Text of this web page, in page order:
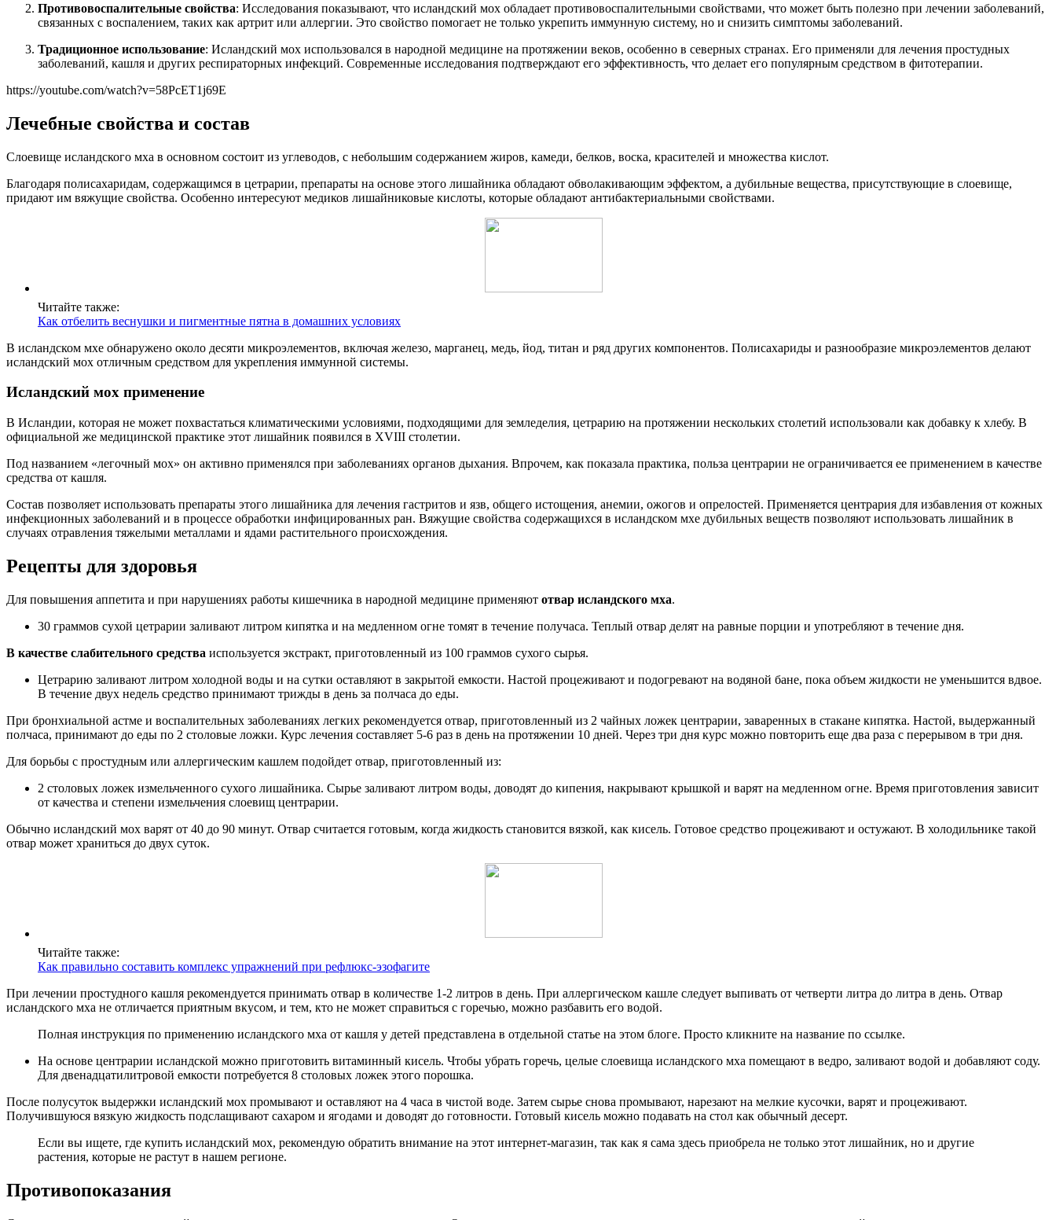
Противовоспалительные свойства: Исследования показывают, что исландский мох обладает противовоспалительными свойствами, что может быть полезно при лечении заболеваний,
связанных с воспалением, таких как артрит или аллергии. Это свойство помогает не только укрепить иммунную систему, но и снизить симптомы заболеваний.
Традиционное использование: Исландский мох использовался в народной медицине на протяжении веков, особенно в северных странах. Его применяли для лечения простудных
заболеваний, кашля и других респираторных инфекций. Современные исследования подтверждают его эффективность, что делает его популярным средством в фитотерапии.
https://youtube.com/watch?v=58PcET1j69E
Лечебные свойства и состав
Слоевище исландского мха в основном состоит из углеводов, с небольшим содержанием жиров, камеди, белков, воска, красителей и множества кислот.
Благодаря полисахаридам, содержащимся в цетрарии, препараты на основе этого лишайника обладают обволакивающим эффектом, а дубильные вещества, присутствующие в слоевище,
придают им вяжущие свойства. Особенно интересуют медиков лишайниковые кислоты, которые обладают антибактериальными свойствами.
Читайте также:
Как отбелить веснушки и пигментные пятна в домашних условиях
В исландском мхе обнаружено около десяти микроэлементов, включая железо, марганец, медь, йод, титан и ряд других компонентов. Полисахариды и разнообразие микроэлементов делают
исландский мох отличным средством для укрепления иммунной системы.
Исландский мох применение
В Исландии, которая не может похвастаться климатическими условиями, подходящими для земледелия, цетрарию на протяжении нескольких столетий использовали как добавку к хлебу. В
официальной же медицинской практике этот лишайник появился в XVIII столетии.
Под названием «легочный мох» он активно применялся при заболеваниях органов дыхания. Впрочем, как показала практика, польза центрарии не ограничивается ее применением в качестве
средства от кашля.
Состав позволяет использовать препараты этого лишайника для лечения гастритов и язв, общего истощения, анемии, ожогов и опрелостей. Применяется центрария для избавления от кожных
инфекционных заболеваний и в процессе обработки инфицированных ран. Вяжущие свойства содержащихся в исландском мхе дубильных веществ позволяют использовать лишайник в
случаях отравления тяжелыми металлами и ядами растительного происхождения.
Рецепты для здоровья
Для повышения аппетита и при нарушениях работы кишечника в народной медицине применяют отвар исландского мха.
30 граммов сухой цетрарии заливают литром кипятка и на медленном огне томят в течение получаса. Теплый отвар делят на равные порции и употребляют в течение дня.
В качестве слабительного средства используется экстракт, приготовленный из 100 граммов сухого сырья.
Цетрарию заливают литром холодной воды и на сутки оставляют в закрытой емкости. Настой процеживают и подогревают на водяной бане, пока объем жидкости не уменьшится вдвое.
В течение двух недель средство принимают трижды в день за полчаса до еды.
При бронхиальной астме и воспалительных заболеваниях легких рекомендуется отвар, приготовленный из 2 чайных ложек центрарии, заваренных в стакане кипятка. Настой, выдержанный
полчаса, принимают до еды по 2 столовые ложки. Курс лечения составляет 5-6 раз в день на протяжении 10 дней. Через три дня курс можно повторить еще два раза с перерывом в три дня.
Для борьбы с простудным или аллергическим кашлем подойдет отвар, приготовленный из:
2 столовых ложек измельченного сухого лишайника. Сырье заливают литром воды, доводят до кипения, накрывают крышкой и варят на медленном огне. Время приготовления зависит
от качества и степени измельчения слоевищ центрарии.
Обычно исландский мох варят от 40 до 90 минут. Отвар считается готовым, когда жидкость становится вязкой, как кисель. Готовое средство процеживают и остужают. В холодильнике такой
отвар может храниться до двух суток.
Читайте также:
Как правильно составить комплекс упражнений при рефлюкс-эзофагите
При лечении простудного кашля рекомендуется принимать отвар в количестве 1-2 литров в день. При аллергическом кашле следует выпивать от четверти литра до литра в день. Отвар
исландского мха не отличается приятным вкусом, и тем, кто не может справиться с горечью, можно разбавить его водой.
Полная инструкция по применению исландского мха от кашля у детей представлена в отдельной статье на этом блоге. Просто кликните на название по ссылке.
На основе центрарии исландской можно приготовить витаминный кисель. Чтобы убрать горечь, целые слоевища исландского мха помещают в ведро, заливают водой и добавляют соду.
Для двенадцатилитровой емкости потребуется 8 столовых ложек этого порошка.
После полусуток выдержки исландский мох промывают и оставляют на 4 часа в чистой воде. Затем сырье снова промывают, нарезают на мелкие кусочки, варят и процеживают.
Получившуюся вязкую жидкость подслащивают сахаром и ягодами и доводят до готовности. Готовый кисель можно подавать на стол как обычный десерт.
Если вы ищете, где купить исландский мох, рекомендую обратить внимание на этот интернет-магазин, так как я сама здесь приобрела не только этот лишайник, но и другие
растения, которые не растут в нашем регионе.
Противопоказания